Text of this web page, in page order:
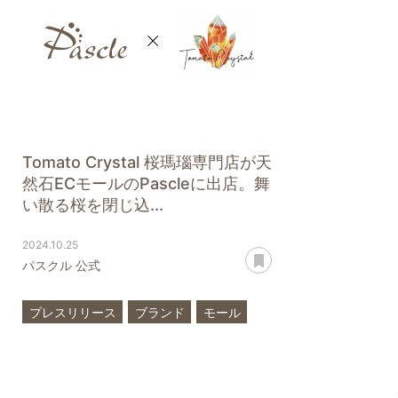
Tomato Crystal 桜瑪瑙専門店が天
然石ECモールのPascleに出店。舞
い散る桜を閉じ込...
2024.10.25
パスクル 公式
プレスリリース ブランド
モール